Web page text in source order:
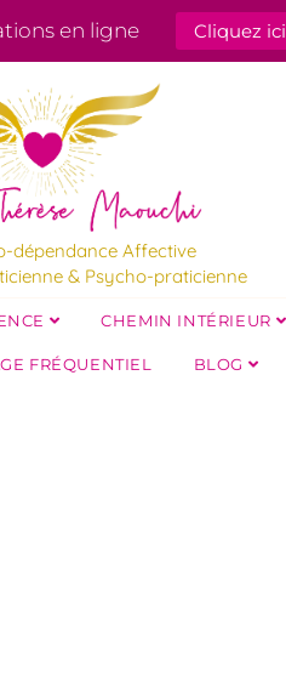
en ligne Cliquez ici
dépendance Affective
& Psycho-praticienne
CHEMIN INTÉRIEUR
FRÉQUENTIEL BLOG